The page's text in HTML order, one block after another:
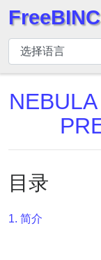
BIN
检
查
器
索
BIN
号
BIN
API
目录
1. 简介